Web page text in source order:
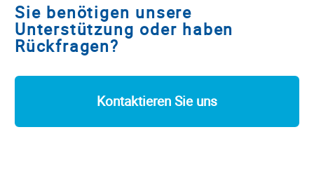
Sie benötigen unsere
Unterstützung oder haben
Rückfragen?
Kontaktieren Sie uns